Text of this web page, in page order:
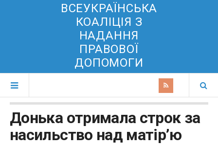
ВСЕУКРАЇНСЬКА
КОАЛІЦІЯ З
НАДАННЯ
ПРАВОВОЇ
ДОПОМОГИ
Донька отримала строк за
насильство над матір’ю